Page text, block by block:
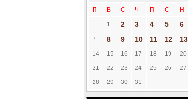
П В С Ч П С Н
1 2 3 4 5 6
7 8 9 10 11 12 13
14 15 16 17 18 19 20
21 22 23 24 25 26 27
28 29 30 31